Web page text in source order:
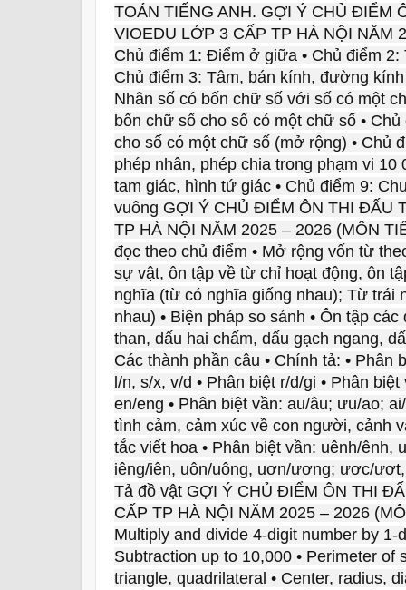
TOÁN TIẾNG ANH. GỢI Ý CHỦ ĐIỂM
VIOEDU LỚP 3 CẤP TP HÀ NỘI NĂM
Chủ điểm 1: Điểm ở giữa • Chủ điểm 2:
Chủ điểm 3: Tâm, bán kính, đường
Nhân số có bốn chữ số với số có một
bốn chữ số cho số có một chữ số •
cho số có một chữ số (mở rộng) • Chủ
phép nhân, phép chia trong phạm vi 10
tam giác, hình tứ giác • Chủ điểm 9:
vuông GỢI Ý CHỦ ĐIỂM ÔN THI ĐẤU
TP HÀ NỘI NĂM 2025 – 2026 (MÔN
đọc theo chủ điểm • Mở rộng vốn từ
sự vật, ôn tập về từ chỉ hoạt động, ôn
nghĩa (từ có nghĩa giống nhau); Từ trái
nhau) • Biện pháp so sánh • Ôn tập
than, dấu hai chấm, dấu gạch ngang,
Các thành phần câu • Chính tả: • Phân
l/n, s/x, v/d • Phân biệt r/d/gi • Phân
en/eng • Phân biệt vần: au/âu; ưu/ao;
tình cảm, cảm xúc về con người, cảnh
tắc viết hoa • Phân biệt vần: uênh/ênh,
iêng/iên, uôn/uông, uơn/ương; ươc/
Tả đồ vật GỢI Ý CHỦ ĐIỂM ÔN THI
CẤP TP HÀ NỘI NĂM 2025 – 2026
Multiply and divide 4-digit number by 1-
Subtraction up to 10,000 • Perimeter of
triangle, quadrilateral • Center, radius,